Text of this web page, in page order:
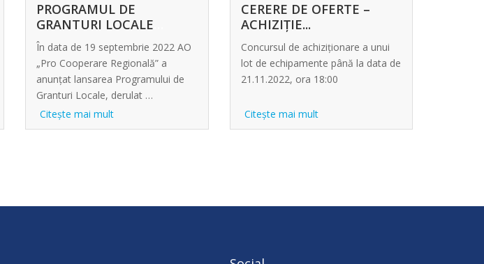
PROGRAMUL DE
GRANTURI LOCALE
NORD...
În data de 19 septembrie 2022 AO
„Pro Cooperare Regională” a
anunțat lansarea Programului de
Granturi Locale, derulat …
Citeşte mai mult
CERERE DE OFERTE –
ACHIZIȚIE...
Concursul de achiziționare a unui
lot de echipamente până la data de
21.11.2022, ora 18:00
Citeşte mai mult